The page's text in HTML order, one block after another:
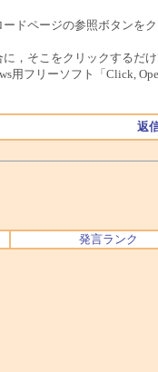
ドページの参照ボタンを
，そこをクリックするだ
フリーソフト「Click,
返
発言ランク